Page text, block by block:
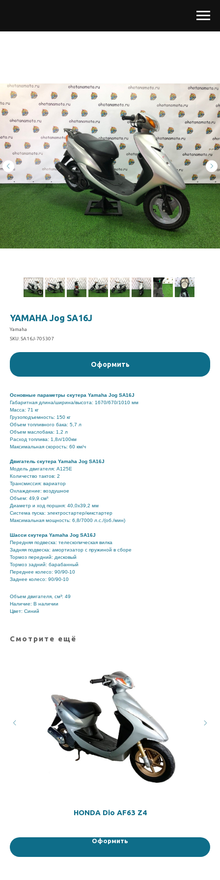
YAMAHA Jog SA16J
Yamaha
SKU:SA16J-705307
Оформить
Основные параметры скутера Yamaha Jog SA16J
Габаритная длина/ширина/высота: 1670/670/1010 мм
Масса: 71 кг
Грузоподъемность: 150 кг
Объем топливного бака: 5,7 л
Объем маслобака: 1,2 л
Расход топлива: 1,8л/100км
Максимальная скорость: 60 км/ч
Двигатель скутера Yamaha Jog SA16J
Модель двигателя: A125E
Количество тактов: 2
Трансмиссия: вариатор
Охлаждение: воздушное
Объем: 49,9 см³
Диаметр и ход поршня: 40,0x39,2 мм
Система пуска: электростартер/кикстартер
Максимальная мощность: 6,8/7000 л.с./(об./мин)
Шасси скутера Yamaha Jog SA16J
Передняя подвеска: телескопическая вилка
Задняя подвеска: амортизатор с пружиной в сборе
Тормоз передний: дисковый
Тормоз задний: барабанный
Переднее колесо: 90/90-10
Заднее колесо: 90/90-10
Объем двигателя, см³: 49
Наличие: В наличии
Цвет: Синий
Смотрите ещё
HONDA Dio AF63 Z4
Оформить